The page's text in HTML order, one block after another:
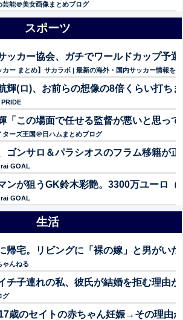
芸能＠美女画像まとめブログ
スポーツ
ッカー協会、ガチでワールドカップ予
カー まとめ】サカラボ | 最新の海外・国内サッカー情報を
輝(ロ)、お前らの想像の8倍くらい打ち
「この場面で任せる監督が悪いと思っ
ターズ王国＠日ハムまとめブログ
ゴンサロ＆パラシオスのフラム移籍が
GOAL
ンが狙うGK鈴木彩艶。3300万ユーロ
GOAL
生活
帰宅。リビングに「裸の嫁」と男がい
ゃんねる
チ子連れの私、彼氏が結婚を拒む理由
グ
歳のセイトの赤ちゃん妊娠→その理由